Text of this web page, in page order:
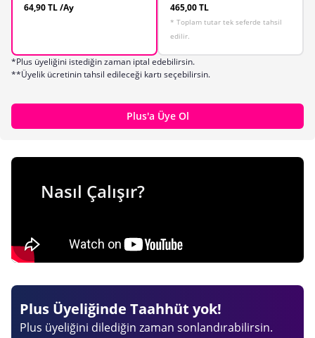
64,90 TL /Ay
465,00 TL
* Toplam tutar tek seferde tahsil
edilir.
*Plus üyeliğini istediğin zaman iptal edebilirsin.
**Üyelik ücretinin tahsil edileceği kartı seçebilirsin.
Plus'a Üye Ol
Nasıl Çalışır?
Plus Üyeliğinde Taahhüt yok!
Plus üyeliğini dilediğin zaman sonlandırabilirsin.